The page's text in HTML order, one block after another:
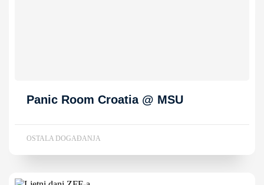
Panic Room Croatia @ MSU
OSTALA DOGAĐANJA